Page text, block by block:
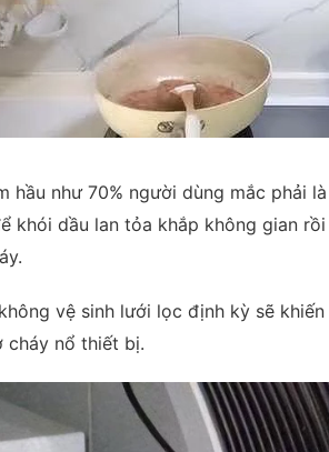
hầu như 70% người dùng mắc phải
khói dầu lan tỏa khắp không gian
vệ sinh lưới lọc định kỳ sẽ
cháy nổ thiết bị.